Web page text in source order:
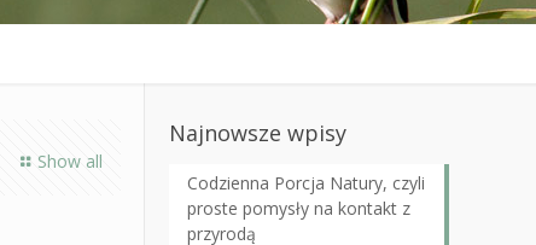
Show all
Najnowsze wpisy
Codzienna Porcja Natury, czyli
proste pomysły na kontakt z
przyrodą